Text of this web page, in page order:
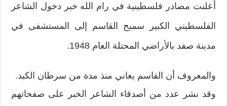
أعلنت مصادر فلسطينية في رام الله خبر دخول الشاعر
الفلسطيني الكبير سميح القاسم إلى المستشفى في
مدينة صفد بالأراضي المحتلة العام 1948.
والمعروف أن القاسم يعاني منذ مدة من سرطان الكبد.
وقد نشر عدد من أصدقاء الشاعر الخبر على صفحاتهم